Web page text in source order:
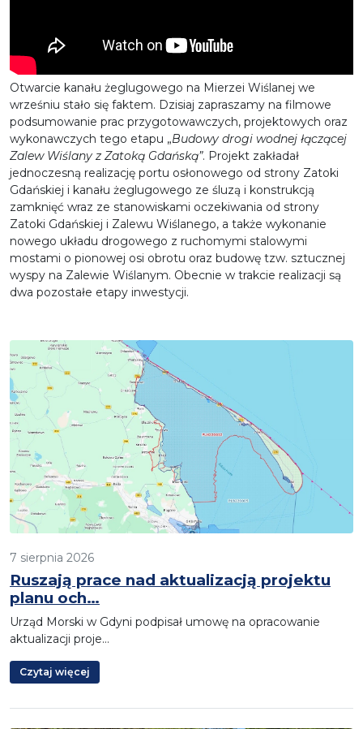
Otwarcie kanału żeglugowego na Mierzei Wiślanej we
wrześniu stało się faktem. Dzisiaj zapraszamy na filmowe
podsumowanie prac przygotowawczych, projektowych oraz
wykonawczych tego etapu „Budowy drogi wodnej łączącej
Zalew Wiślany z Zatoką Gdańską”. Projekt zakładał
jednoczesną realizację portu osłonowego od strony Zatoki
Gdańskiej i kanału żeglugowego ze śluzą i konstrukcją
zamknięć wraz ze stanowiskami oczekiwania od strony
Zatoki Gdańskiej i Zalewu Wiślanego, a także wykonanie
nowego układu drogowego z ruchomymi stalowymi
mostami o pionowej osi obrotu oraz budowę tzw. sztucznej
wyspy na Zalewie Wiślanym. Obecnie w trakcie realizacji są
dwa pozostałe etapy inwestycji.
7 sierpnia 2026
Ruszają prace nad aktualizacją projektu
planu och…
Urząd Morski w Gdyni podpisał umowę na opracowanie
aktualizacji proje…
Czytaj więcej